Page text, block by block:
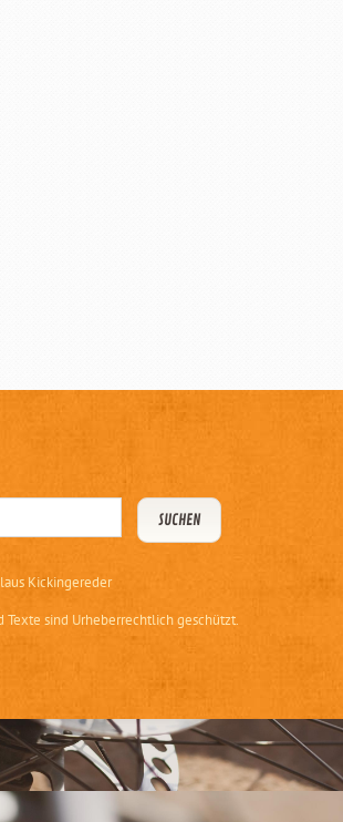
Kickingereder
Texte sind Urheberrechtlich geschützt.